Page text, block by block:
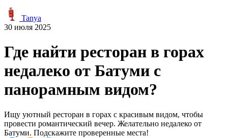
Tanya
30 июля 2025
Где найти ресторан в горах
недалеко от Батуми с
панорамным видом?
Ищу уютный ресторан в горах с красивым видом, чтобы
провести романтический вечер. Желательно недалеко от
Батуми. Подскажите проверенные места!